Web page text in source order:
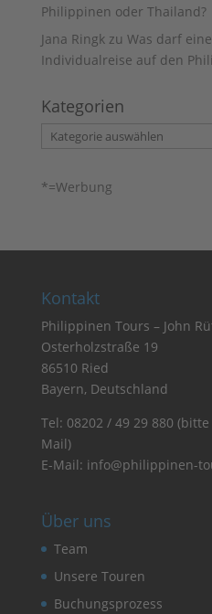
Philippinen oder Thailand?
Jana Ringkzu Was darf
Individualreise auf den
Kategorien
Kategorien
*=Werbung
Kontakt
Philippinen Tours – John
Osterholzstraße 19
86510 Ried
Bayern, Deutschland
Tel: 08202 / 49 29 880 (bitte
Mail)
E-Mail: info@philippinen-
Über uns
Team
Unsere Touren
Buchungsprozess